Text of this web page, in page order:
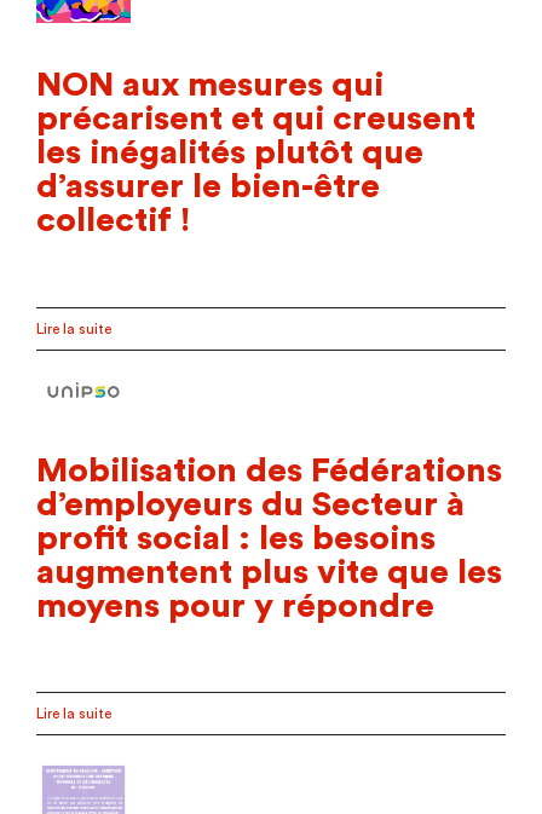
NON aux mesures qui
précarisent et qui creusent
les inégalités plutôt que
d’assurer le bien-être
collectif !
Lire la suite
Mobilisation des Fédérations
d’employeurs du Secteur à
profit social : les besoins
augmentent plus vite que les
moyens pour y répondre
Lire la suite